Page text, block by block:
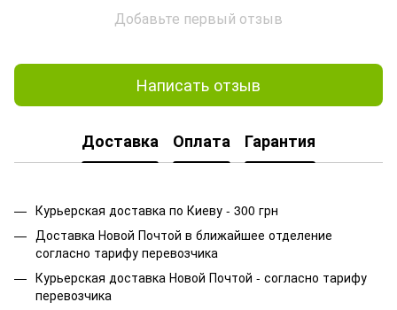
Добавьте первый отзыв
Написать отзыв
Доставка Оплата Гарантия
Курьерская доставка по Киеву - 300 грн
Доставка Новой Почтой в ближайшее отделение
согласно тарифу перевозчика
Курьерская доставка Новой Почтой - согласно тарифу
перевозчика